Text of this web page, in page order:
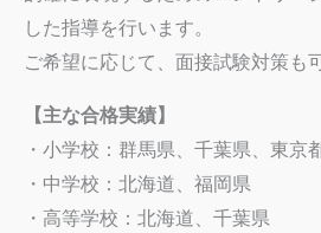
した指導を行います。
ご希望に応じて、面接試験対策も
【主な合格実績】
・小学校：群馬県、千葉県、東京
・中学校：北海道、福岡県
・高等学校：北海道、千葉県